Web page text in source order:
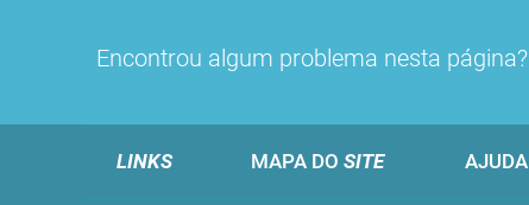
Encontrou algum problema nesta página?
LINKS MAPA DO SITE AJUDA